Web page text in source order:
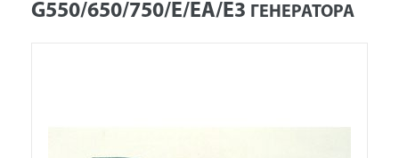
G550/650/750/E/EA/E3 ГЕНЕРАТОРА